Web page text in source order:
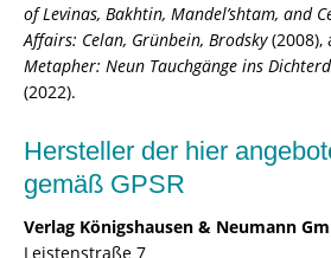
of Levinas, Bakhtin, Mandel’shtam, and
Affairs: Celan, Grünbein, Brodsky(2008),
Metapher: Neun Tauchgänge ins
(2022).
Hersteller der hier
gemäß GPSR
Verlag Königshausen & Neumann
Leistenstraße 7